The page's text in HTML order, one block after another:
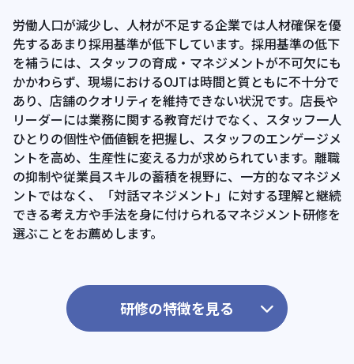
労働人口が減少し、人材が不足する企業では人材確保を優
先するあまり採用基準が低下しています。採用基準の低下
を補うには、スタッフの育成・マネジメントが不可欠にも
かかわらず、現場におけるOJTは時間と質ともに不十分で
あり、店舗のクオリティを維持できない状況です。店長や
リーダーには業務に関する教育だけでなく、スタッフ一人
ひとりの個性や価値観を把握し、スタッフのエンゲージメ
ントを高め、生産性に変える力が求められています。離職
の抑制や従業員スキルの蓄積を視野に、一方的なマネジメ
ントではなく、「対話マネジメント」に対する理解と継続
できる考え方や手法を身に付けられるマネジメント研修を
選ぶことをお薦めします。
研修の特徴を見る